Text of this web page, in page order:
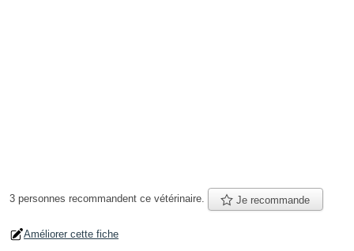
3 personnes recommandent ce vétérinaire. Je recommande
Améliorer cette fiche